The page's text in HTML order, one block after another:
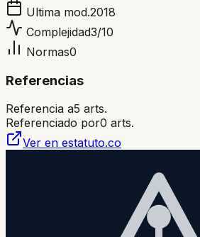
Ultima mod.2018
Complejidad3/10
Normas0
Referencias
Referencia a5 arts.
Referenciado por0 arts.
Ver en estatuto.co